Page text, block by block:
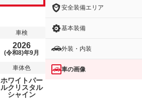
車検
2026
(令和8)年9月
車体色
ホワイトパー
ルクリスタル
シャイン
安全装備エリア
基本装備
外装・内装
車の画像